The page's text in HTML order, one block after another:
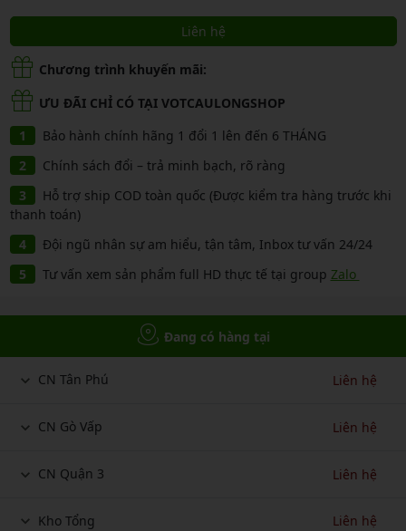
Liên hệ
Chương trình khuyến mãi:
ƯU ĐÃI CHỈ CÓ TẠI VOTCAULONGSHOP
Bảo hành chính hãng 1 đổi 1 lên đến 6 THÁNG
Chính sách đổi – trả minh bạch, rõ ràng
Hỗ trợ ship COD toàn quốc (Được kiểm tra hàng trước khi
thanh toán)
Đội ngũ nhân sự am hiểu, tận tâm, Inbox tư vấn 24/24
Tư vấn xem sản phẩm full HD thực tế tại group Zalo
Đang có hàng tại
CN Tân Phú Liên hệ
CN Gò Vấp Liên hệ
CN Quận 3 Liên hệ
Kho Tổng Liên hệ